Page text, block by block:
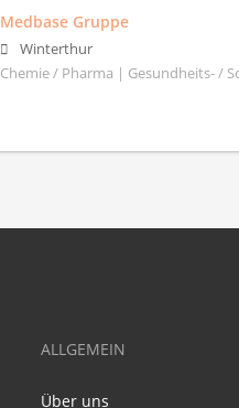
Medbase Gruppe
Winterthur
Chemie / Pharma | Gesundheits- /
ALLGEMEIN
Über uns